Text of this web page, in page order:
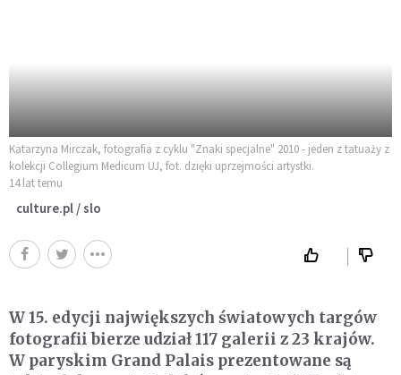
Katarzyna Mirczak, fotografia z cyklu "Znaki specjalne" 2010 - jeden z tatuaży z
kolekcji Collegium Medicum UJ, fot. dzięki uprzejmości artystki.
14 lat temu
culture.pl / slo
W 15. edycji największych światowych targów
fotografii bierze udział 117 galerii z 23 krajów.
W paryskim Grand Palais prezentowane są